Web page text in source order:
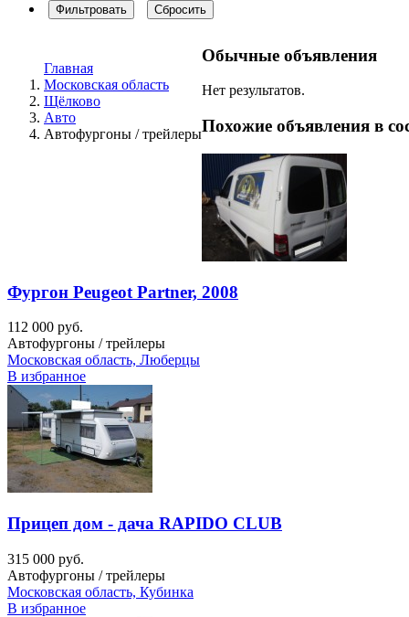
Фильтровать Сбросить
Главная
Московская область
Щёлково
Авто
Автофургоны / трейлеры
Обычные объявления
Нет результатов.
Похожие объявления в
Фургон Peugeot Partner, 2008
112 000 руб.
Автофургоны / трейлеры
Московская область, Люберцы
В избранное
Прицеп дом - дача RAPIDO CLUB
315 000 руб.
Автофургоны / трейлеры
Московская область, Кубинка
В избранное